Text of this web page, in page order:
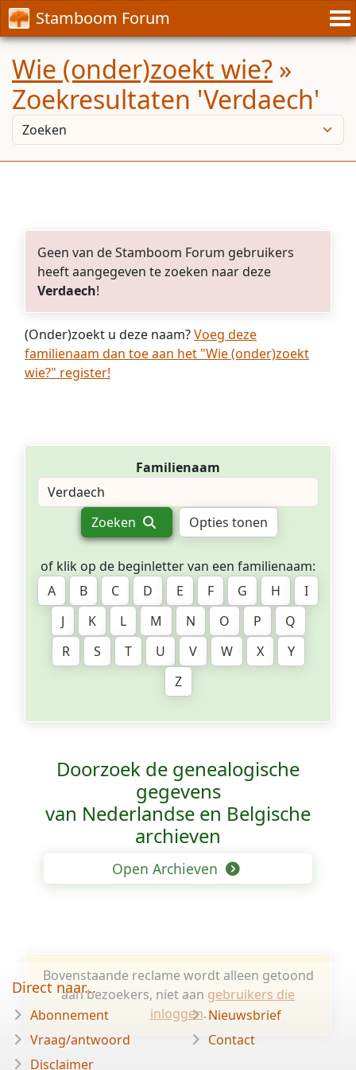
Stamboom Forum
Wie (onder)zoekt wie? »
Zoekresultaten 'Verdaech'
Geen van de Stamboom Forum gebruikers
heeft aangegeven te zoeken naar deze
Verdaech!
(Onder)zoekt u deze naam?Voeg deze
familienaam dan toe aan het "Wie (onder)zoekt
wie?" register!
Familienaam
Zoeken Opties tonen
of klik op de beginletter van een familienaam:
A
B C D E F G H
I
J
K L M N O P
Q
R
S T U V W X
Y
Z
Doorzoek de genealogische
gegevens
van Nederlandse en Belgische
archieven
Open Archieven
Bovenstaande reclame wordt alleen getoond
aan bezoekers, niet aan gebruikers die
inloggen.
Direct naar...
Abonnement
Vraag/antwoord
Disclaimer
Nieuwsbrief
Contact